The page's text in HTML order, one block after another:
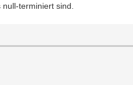
terminiert sind.